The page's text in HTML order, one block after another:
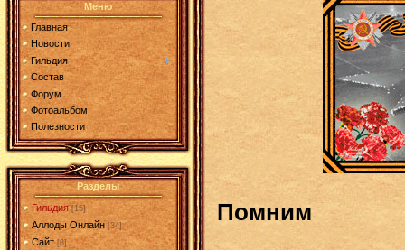
Меню
Главная
Новости
Гильдия
Состав
Форум
Фотоальбом
Полезности
Разделы
Гильдия [15]
Аллоды Онлайн [34]
Сайт [8]
Помним